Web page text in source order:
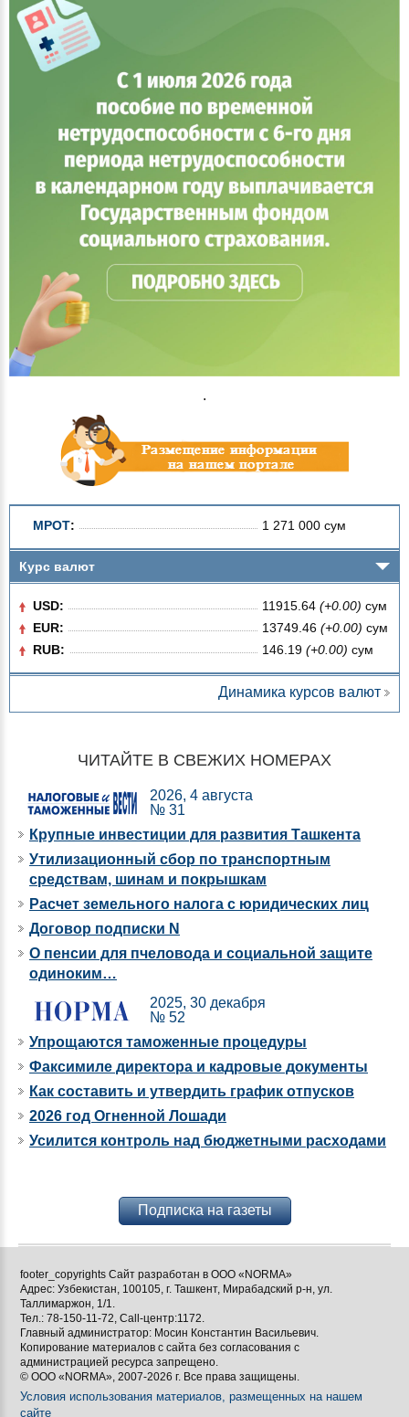
.
МРОТ: 1 271 000 сум
Курс валют
USD: 11915.64 (+0.00) сум
EUR:
13749.46 (+0.00) сум
RUB:
146.19 (+0.00) сум
Динамика курсов валют
ЧИТАЙТЕ В СВЕЖИХ НОМЕРАХ
2026, 4 августа
№ 31
Крупные инвестиции для развития Ташкента
Утилизационный сбор по транспортным
средствам, шинам и покрышкам
Расчет земельного налога с юридических лиц
Договор подписки N
О пенсии для пчеловода и социальной защите
одиноким…
2025, 30 декабря
№ 52
Упрощаются таможенные процедуры
Факсимиле директора и кадровые документы
Как составить и утвердить график отпусков
2026 год Огненной Лошади
Усилится контроль над бюджетными расходами
Подписка на газеты
footer_copyrights Сайт разработан в ООО «NORMA»
Адрес: Узбекистан, 100105, г. Ташкент, Мирабадский р-н, ул.
Таллимаржон, 1/1.
Тел.: 78-150-11-72, Call-центр:1172.
Главный администратор: Мосин Константин Васильевич.
Копирование материалов с сайта без согласования с
администрацией ресурса запрещено.
© ООО «NORMA», 2007-2026 г. Все права защищены.
Условия использования материалов, размещенных на нашем
сайте